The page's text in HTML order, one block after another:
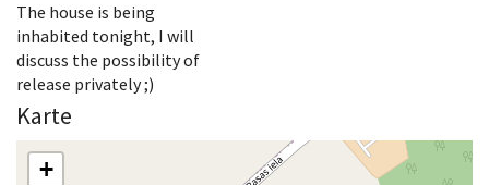
The house is being
inhabited tonight, I will
discuss the possibility of
release privately ;)
Karte
+